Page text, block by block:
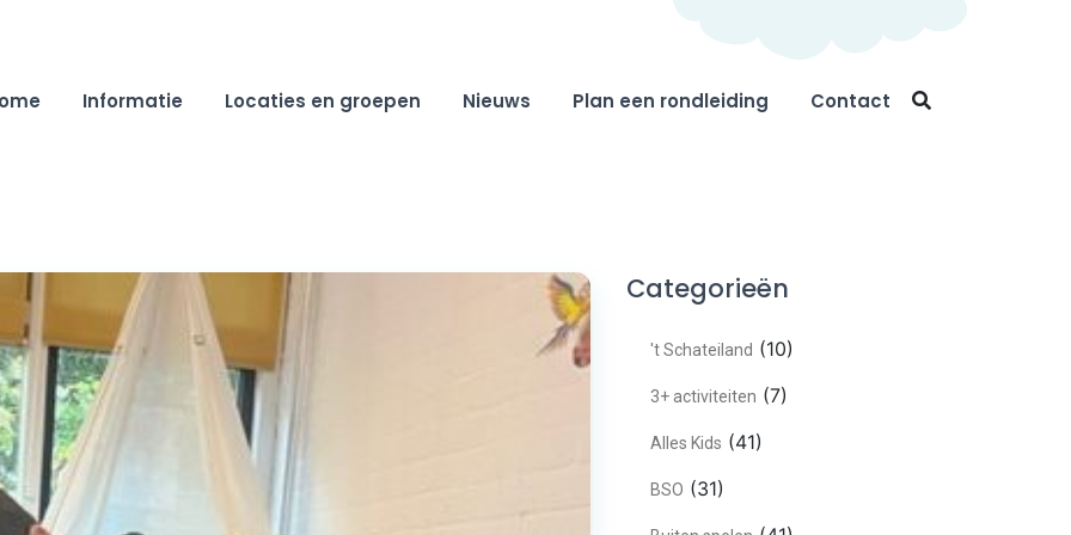
Informatie Locaties en groepen Nieuws Plan een rondleiding Contact
Categorieën
't Schateiland (10)
3+ activiteiten (7)
Alles Kids (41)
BSO (31)